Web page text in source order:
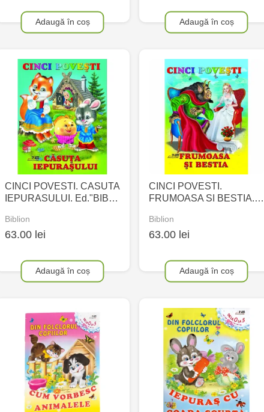
Adaugă în coș Adaugă în coș
CINCI POVESTI. CASUTA
IEPURASULUI. Ed."BIB…
Biblion
63.00 lei
Adaugă în coș
CINCI POVESTI.
FRUMOASA SI BESTIA.…
Biblion
63.00 lei
Adaugă în coș